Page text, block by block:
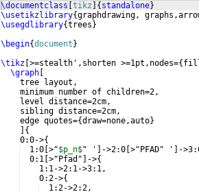
\documentclass tikz { standalone}
\usetikzlibrary{graphdrawing,
\usegdlibrary{trees }
\begin{document }
\tikz >=stealth',shorten >=1pt,nodes={
\graph
    tree layout,
    minimum number of children=2,
    level distance=2cm,
    sibling distance=2cm,
    edge quotes=
{draw=none,auto}
{
    0:0->
{
  1:0
>"$p_n$" ' ->2:0 >"PFAD" '
-
  0:1
>"Pfad" ->{
    1:1->2:1->3:1,
    0:2->
{
  1:2->2:2,